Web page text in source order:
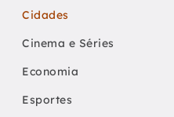
Cidades
Cinema e Séries
Economia
Esportes